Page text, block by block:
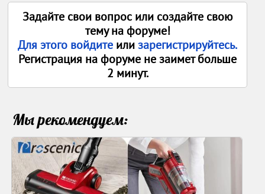
Задайте свои вопрос или создайте свою
тему на форуме!
Для этого войдите илизарегистрируйтесь.
Регистрация на форуме не заимет больше
2 минут.
Мы рекомендуем: